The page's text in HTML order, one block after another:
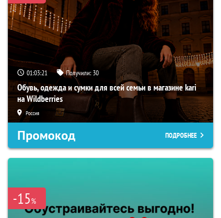
01:03:20 Получили: 30
Обувь, одежда и сумки для всей семьи в магазине kari
на Wildberries
Россия
Промокод ПОДРОБНЕЕ
-15%